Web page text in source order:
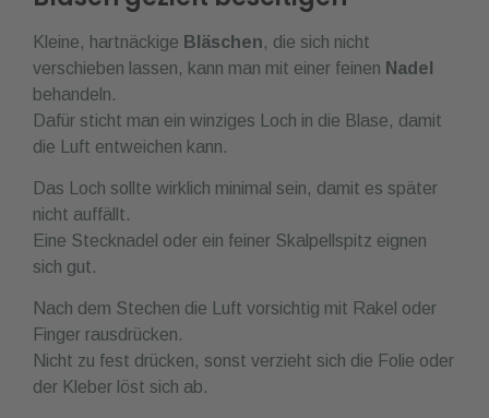
Kleine, hartnäckige Bläschen, die sich nicht
verschieben lassen, kann man mit einer feinen Nadel
behandeln.
Dafür sticht man ein winziges Loch in die Blase, damit
die Luft entweichen kann.
Das Loch sollte wirklich minimal sein, damit es später
nicht auffällt.
Eine Stecknadel oder ein feiner Skalpellspitz eignen
sich gut.
Nach dem Stechen die Luft vorsichtig mit Rakel oder
Finger rausdrücken.
Nicht zu fest drücken, sonst verzieht sich die Folie oder
der Kleber löst sich ab.